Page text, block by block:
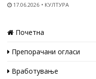
17.06.2026 КУЛТУРА
Почетна
Препорачани огласи
Вработување